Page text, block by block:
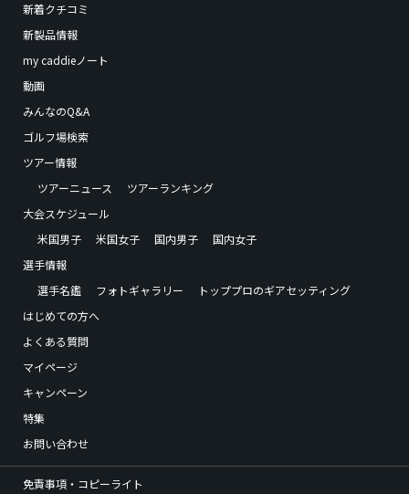
新着クチコミ
新製品情報
my caddieノート
動画
みんなのQ&A
ゴルフ場検索
ツアー情報
ツアーニュース
ツアーランキング
大会スケジュール
米国男子
米国女子 国内男子
国内女子
選手情報
選手名鑑
フォトギャラリー
トッププロのギアセッティング
はじめての方へ
よくある質問
マイページ
キャンペーン
特集
お問い合わせ
免責事項・コピーライト